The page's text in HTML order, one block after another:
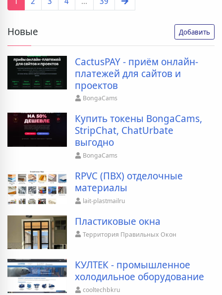
Новые Добавить
CactusPAY - приём онлайн-
платежей для сайтов и
проектов
BongaCams
Купить токены BongaCams,
StripChat, ChatUrbate
выгодно
BongaCams
RPVC (ПВХ) отделочные
материалы
lait-plastmailru
Пластиковые окна
Территория Правильных Окон
КУЛТЕК - промышленное
холодильное оборудование
cooltechbkru